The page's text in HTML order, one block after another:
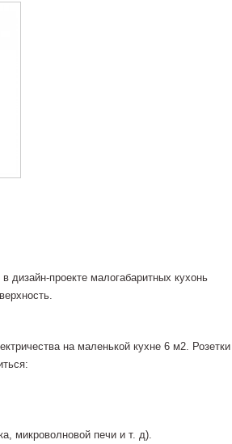
дизайн-проекте малогабаритных кухонь
на маленькой кухне 6 м2. Розетки
микроволновой печи и т. д).